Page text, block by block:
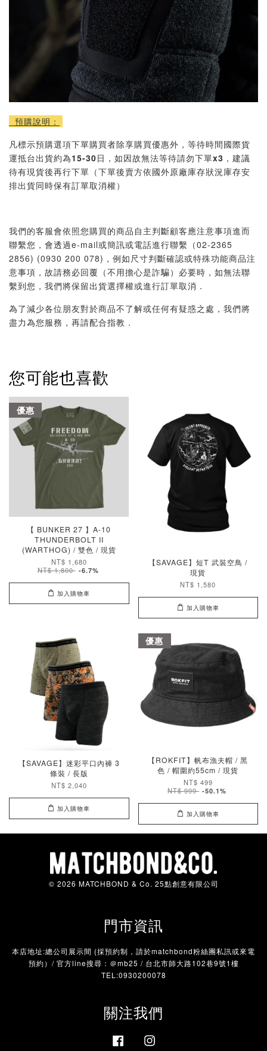
預購說明：
凡標示預購選項下單購買者除享購買優惠外，等待時間國際貨
運抵台出貨約為15-30日，如因故無法等待請勿下單x3 ，建議
待有現貨後再行下單（下單後賣方依國外原廠庫存狀況庫存安
排出貨同時保有訂單取消權）
我們的客服會依照您購買的商品自主判斷顧客應注意事項進而
聯繫您，會透過e-mail或簡訊或電話進行聯繫（02-2365
2856) (0930 200 078)，例如尺寸判斷確認或特殊功能商品注
意事項，故請務必回覆（不用擔心是詐騙）必要時，如無法聯
繫到您，我們將保留出貨選擇權或進行訂單取消．
為了減少各位朋友對於商品不了解或任何有疑惑之處，我們將
盡力為您服務，再請配合指教．
您可能也喜歡
優惠
【 BUNKER 27 】A-10
THUNDERBOLT II
(WARTHOG) / 雙色 / 現貨
NT$ 1,680
NT$ 1,800 -6.7%
加入購物車
【SAVAGE】短T 武裝空鳥 /
現貨
NT$ 1,580
加入購物車
【SAVAGE】迷彩平口內褲 3
條裝 / 長版
NT$ 2,040
加入購物車
優惠
【ROKFIT】帆布漁夫帽 / 黑
色 / 帽圍約55cm / 現貨
NT$ 499
NT$ 999 -50.1%
加入購物車
© 2026 MATCHBOND & Co. 25點創意有限公司
門市資訊
本店地址:總公司展示間 (採預約制，請於matchbond粉絲團私訊或來電
預約）/ 官方line搜尋：＠mb25 / 台北市師大路102巷9號1樓
TEL:0930200078
關注我們
Facebook